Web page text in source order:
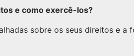
e como exercê-los?
sobre os seus direitos e a